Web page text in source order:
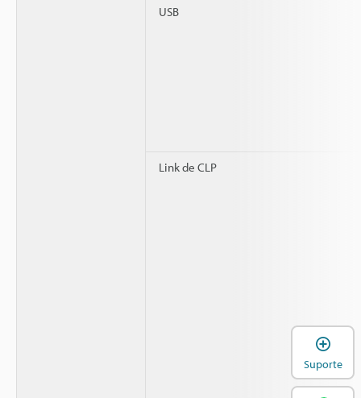
USB
Link de CLP
Suporte